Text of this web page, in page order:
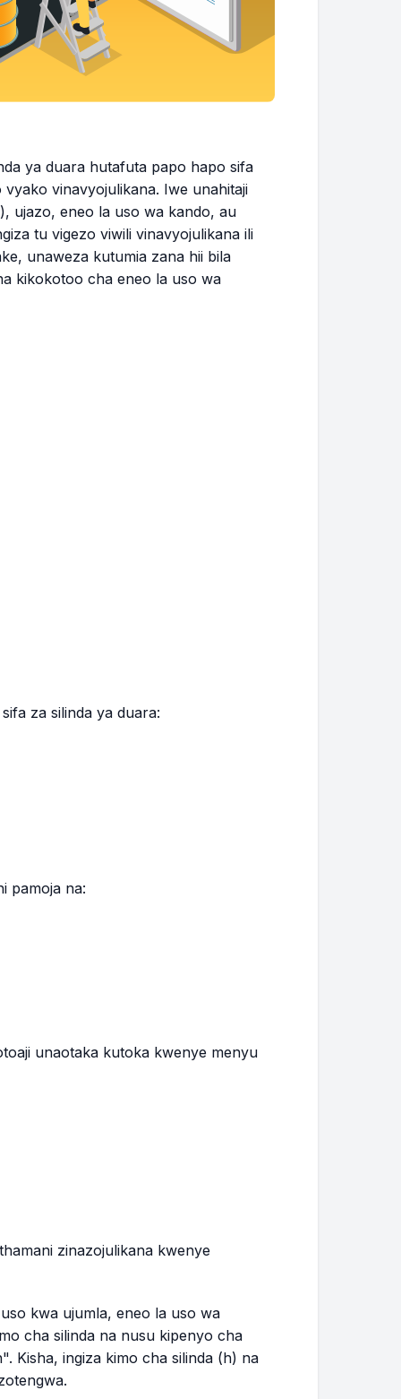
ya duara hutafuta papo hapo sifa
vinavyojulikana. Iwe unahitaji
ujazo, eneo la uso wa kando, au
tu vigezo viwili vinavyojulikana ili
unaweza kutumia zana hii bila
kikokotoo cha eneo la uso wa
za silinda ya duara:
pamoja na:
unaotaka kutoka kwenye menyu
zinazojulikana kwenye
kwa ujumla, eneo la uso wa
cha silinda na nusu kipenyo cha
Kisha, ingiza kimo cha silinda (h) na